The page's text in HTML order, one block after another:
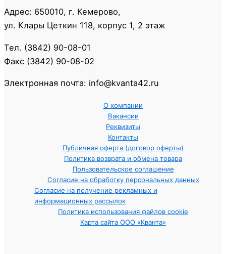
Адрес: 650010, г. Кемерово,
ул. Клары Цеткин 118, корпус 1, 2 этаж
Тел. (3842) 90-08-01
Факс (3842) 90-08-02
Электронная почта: info@kvanta42.ru
О компании
Вакансии
Реквизиты
Контакты
Публичная оферта (договор оферты)
Политика возврата и обмена товара
Пользовательское соглашение
Согласие на обработку персональных данных
Согласие на получение рекламных и
информационных рассылок
Политика использования файлов cookie
Карта сайта ООО «Кванта»